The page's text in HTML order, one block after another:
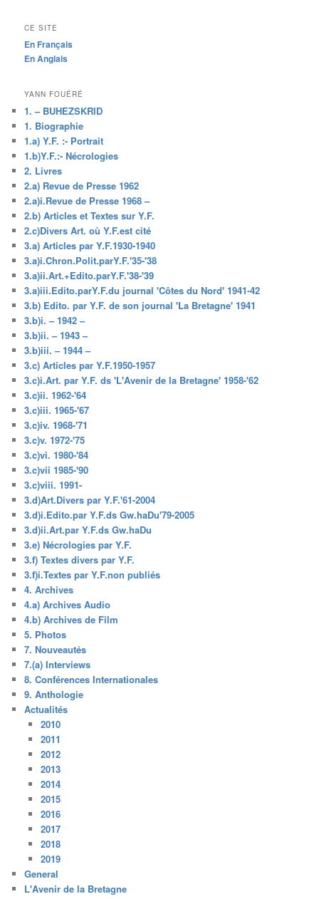
CE SITE
En Français
En Anglais
YANN FOUÉRÉ
1. – BUHEZSKRID
1. Biographie
1.a) Y.F. :- Portrait
1.b)Y.F.:- Nécrologies
2. Livres
2.a) Revue de Presse 1962
2.a)i.Revue de Presse 1968 –
2.b) Articles et Textes sur Y.F.
2.c)Divers Art. où Y.F.est cité
3.a) Articles par Y.F.1930-1940
3.a)i.Chron.Polit.parY.F.'35-'38
3.a)ii.Art.+Edito.parY.F.'38-'39
3.a)iii.Edito.parY.F.du journal 'Côtes du Nord' 1941-42
3.b) Edito. par Y.F. de son journal 'La Bretagne' 1941
3.b)i. – 1942 –
3.b)ii. – 1943 –
3.b)iii. – 1944 –
3.c) Articles par Y.F.1950-1957
3.c)i.Art. par Y.F. ds 'L'Avenir de la Bretagne' 1958-'62
3.c)ii. 1962-'64
3.c)iii. 1965-'67
3.c)iv. 1968-'71
3.c)v. 1972-'75
3.c)vi. 1980-'84
3.c)vii 1985-'90
3.c)viii. 1991-
3.d)Art.Divers par Y.F.'61-2004
3.d)i.Edito.par Y.F.ds Gw.haDu'79-2005
3.d)ii.Art.par Y.F.ds Gw.haDu
3.e) Nécrologies par Y.F.
3.f) Textes divers par Y.F.
3.f)i.Textes par Y.F.non publiés
4. Archives
4.a) Archives Audio
4.b) Archives de Film
5. Photos
7. Nouveautés
7.(a) Interviews
8. Conférences Internationales
9. Anthologie
Actualités
2010
2011
2012
2013
2014
2015
2016
2017
2018
2019
General
L'Avenir de la Bretagne